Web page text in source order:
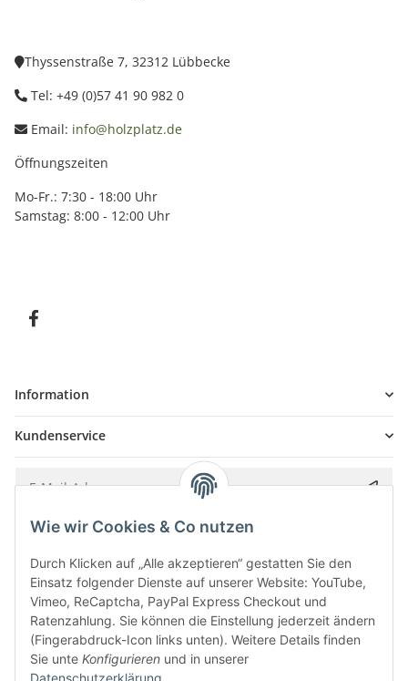
Thyssenstraße 7, 32312 Lübbecke
Tel: +49 (0)57 41 90 982 0
Email: info@holzplatz.de
Öffnungszeiten
Mo-Fr.: 7:30 - 18:00 Uhr
Samstag: 8:00 - 12:00 Uhr
Information
Kundenservice
Bitte senden Sie mir entsprechend IhrerDatenschutzerklärung
Wie wir Cookies & Co nutzen
Durch Klicken auf „Alle akzeptieren“ gestatten Sie den
Einsatz folgender Dienste auf unserer Website: YouTube,
Vimeo, ReCaptcha, PayPal Express Checkout und
Ratenzahlung. Sie können die Einstellung jederzeit ändern
(Fingerabdruck-Icon links unten). Weitere Details finden
Sie unte Konfigurieren und in unserer